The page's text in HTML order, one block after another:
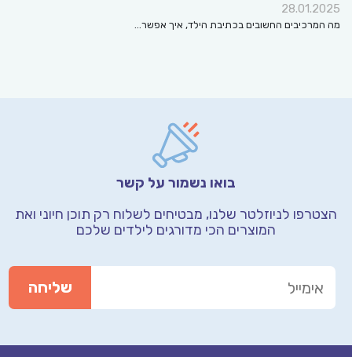
28.01.2025
מה המרכיבים החשובים בכתיבת הילד, איך אפשר…
בואו נשמור על קשר
הצטרפו לניוזלטר שלנו, מבטיחים לשלוח רק תוכן חיוני ואת
המוצרים הכי מדורגים לילדים שלכם